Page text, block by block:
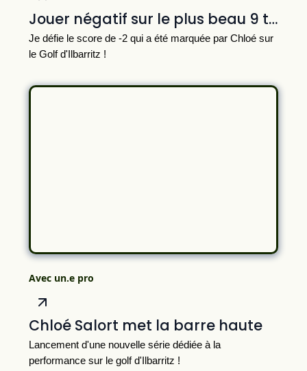
Jouer négatif sur le plus beau 9 trous de France ?! Challenge d'Ilbarritz numéro 2 ⛳️
Je défie le score de -2 qui a été marquée par Chloé sur
le Golf d'Ilbarritz !
Avec un.e pro
Chloé Salort met la barre haute
Lancement d'une nouvelle série dédiée à la
performance sur le golf d'Ilbarritz !